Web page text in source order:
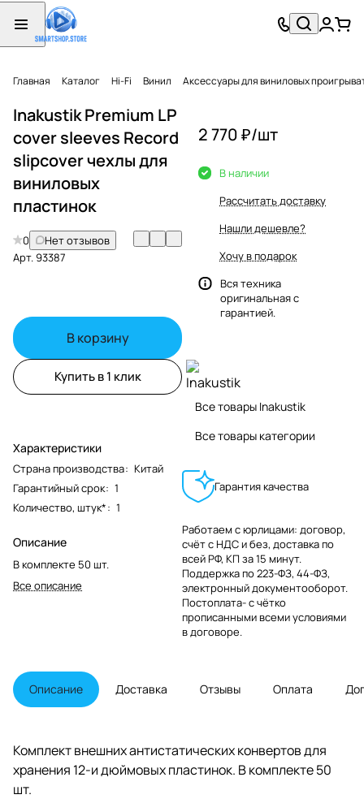
Главная Каталог Hi-Fi Винил Аксессуары для виниловых
Inakustik Premium LP
cover sleeves Record
slipcover чехлы для
виниловых
пластинок
0
Нет отзывов
Арт.93387
В корзину
Купить в 1 клик
Характеристики
Страна производства: Китай
Гарантийный срок: 1
Количество, штук*: 1
Описание
В комплекте 50 шт.
Все описание
2 770 ₽/шт
В наличии
Рассчитать доставку
Нашли дешевле?
Хочу в подарок
Вся техника
оригинальная с
гарантией.
Все товары Inakustik
Все товары категории
Гарантия качества
Работаем с юрлицами: договор,
счёт с НДС и без, доставка по
всей РФ, КП за 15 минут.
Поддержка по 223-ФЗ, 44-ФЗ,
электронный документооборот.
Постоплата- с чётко
прописанными всеми условиями
в договоре.
Описание Доставка Отзывы Оплата
Комплект внешних антистатических конвертов для
хранения 12-и дюймовых пластинок. В комплекте 50
шт.